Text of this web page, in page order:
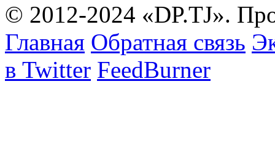
© 2012-2024 «DP.TJ».
Главная Обратная связь
в Twitter FeedBurner